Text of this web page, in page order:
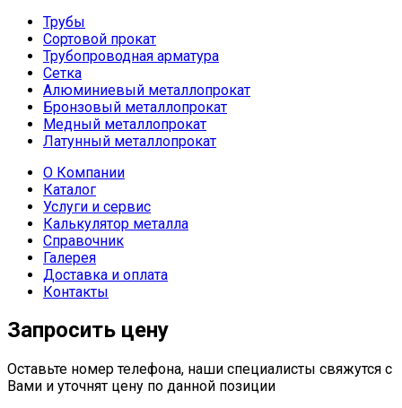
Трубы
Сортовой прокат
Трубопроводная арматура
Сетка
Алюминиевый металлопрокат
Бронзовый металлопрокат
Медный металлопрокат
Латунный металлопрокат
О Компании
Каталог
Услуги и сервис
Калькулятор металла
Справочник
Галерея
Доставка и оплата
Контакты
Запросить цену
Оставьте номер телефона, наши специалисты свяжутся с
Вами и уточнят цену по данной позиции